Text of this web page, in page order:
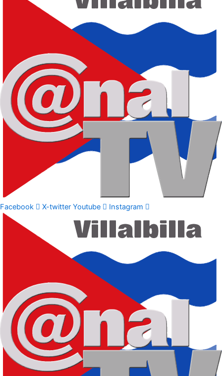
Facebook X-twitter Youtube Instagram